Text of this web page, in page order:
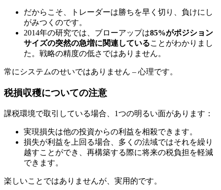
だからこそ、トレーダーは勝ちを早く切り、負けにし
がみつくのです。
2014年の研究では、ブローアップは85%がポジション
サイズの突然の急増に関連していることがわかりまし
た。戦略の精度の低さではありません。
常にシステムのせいではありません – 心理です。
税損収穫についての注意
課税環境で取引している場合、1つの明るい面があります：
実現損失は他の投資からの利益を相殺できます。
損失が利益を上回る場合、多くの法域ではそれを繰り
越すことができ、再構築する際に将来の税負担を軽減
できます。
楽しいことではありませんが、実用的です。